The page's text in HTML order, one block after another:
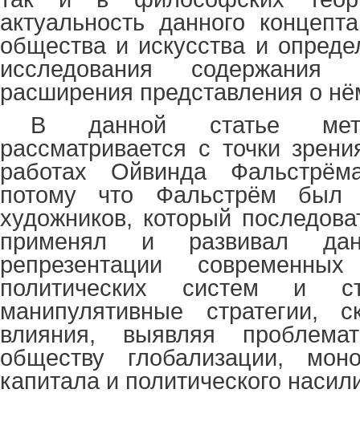
актуальность данного
общества и искусства и
исследования содержания
расширения представления о
В данной статье
рассматривается с точки
работах Ойвинда
потому что Фальстрём
художников, который
применял и развивал
репрезентации
политических систем и
манипулятивные стратегии,
влияния, выявляя
обществу глобализации,
капитала и политического